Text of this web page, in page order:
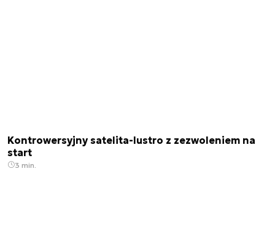
Kontrowersyjny satelita-lustro z zezwoleniem na
start
3 min.